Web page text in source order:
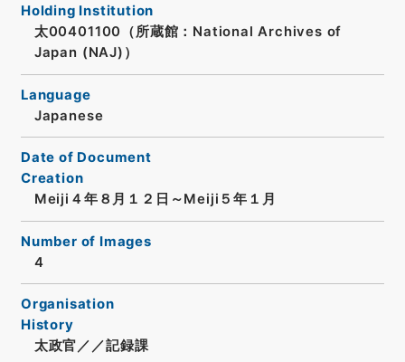
Holding Institution
太00401100（所蔵館：National Archives of
Japan (NAJ)）
Language
Japanese
Date of Document
Creation
Meiji４年８月１２日～Meiji５年１月
Number of Images
4
Organisation
History
太政官／／記録課